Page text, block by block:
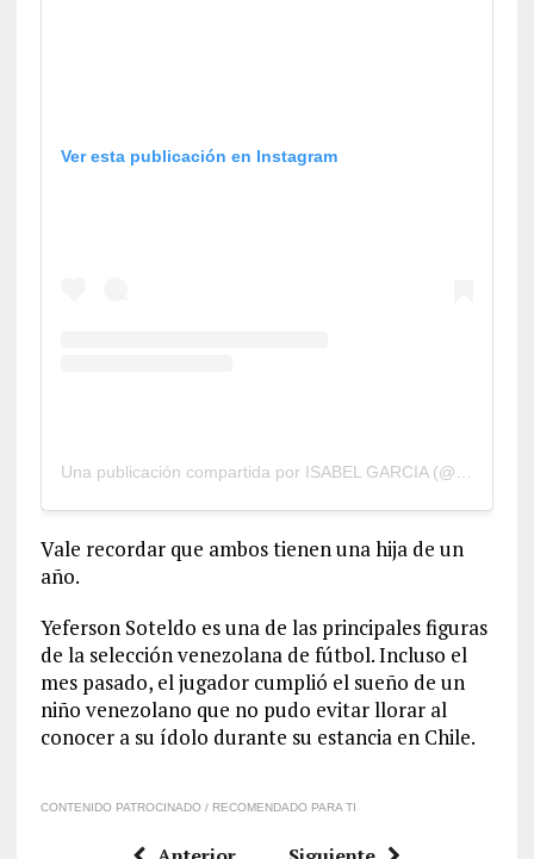
Ver esta publicación en Instagram
Vale recordar que ambos tienen una hija de un
año.
Yeferson Soteldo es una de las principales figuras
de la selección venezolana de fútbol. Incluso el
mes pasado, el jugador cumplió el sueño de un
niño venezolano que no pudo evitar llorar al
conocer a su ídolo durante su estancia en Chile.
CONTENIDO PATROCINADO / RECOMENDADO PARA TI